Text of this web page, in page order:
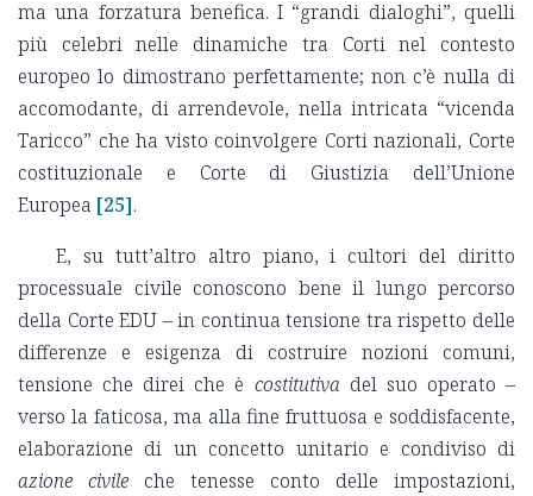
ma una forzatura benefica. I “grandi dialoghi”, quelli
più celebri nelle dinamiche tra Corti nel contesto
europeo lo dimostrano perfettamente; non c’è nulla di
accomodante, di arrendevole, nella intricata “vicenda
Taricco” che ha visto coinvolgere Corti nazionali, Corte
costituzionale e Corte di Giustizia dell’Unione
Europea [25].
E, su tutt’altro altro piano, i cultori del diritto
processuale civile conoscono bene il lungo percorso
della Corte EDU – in continua tensione tra rispetto delle
differenze e esigenza di costruire nozioni comuni,
tensione che direi che è costitutivadel suo operato –
verso la faticosa, ma alla fine fruttuosa e soddisfacente,
elaborazione di un concetto unitario e condiviso di
azione civile che tenesse conto delle impostazioni,